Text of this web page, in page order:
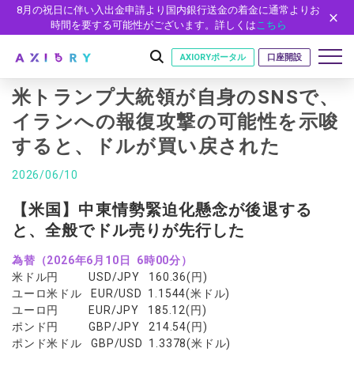
8月の祝日に伴い入出金申請より国内銀行送金の着金に通常よりお
時間を要する可能性がございます。詳しくはこちら
はじめに
はじめに
安全性
取引
取引商品
FX（通貨ペア）
現物株式
ETF
株式CFD
株価指数CFD
エネルギーCFD
取引条件
スプレッド・手数料
ゼロカットとロスカット
スワップとロールオーバー
入出金方法
レバレッジ
NEW
約定率
口座
口座の種類
口座タイプ
法人のお客様
ゼロ口座
NEW
デモ口座
口座開設
口座開設フォーム
必要書類
開設方法
プラットフォーム
プラットフォーム
MT5
MT4
cTrader
ツール
MT4/MT5 ヒストリカルデータ
EA(エキスパートアドバイザー)
カスタムインジケーター
パートナー
パートナーシップ・プログラム
イントロデュース・パートナープログラム（IP）
ニュース
ニュースリリース
会社概要
AXIORYポータル 口座開設
米トランプ大統領が自身のSNSで、
イランへの報復攻撃の可能性を示唆
すると、ドルが買い戻された
2026/06/10
【米国】中東情勢緊迫化懸念が後退する
と、全般でドル売りが先行した
為替（2026年6月10日 6時00分）
米ドル円 USD/JPY 160.36(円)
ユーロ米ドル EUR/USD 1.1544(米ドル)
ユーロ円 EUR/JPY 185.12(円)
ポンド円 GBP/JPY 214.54(円)
ポンド米ドル GBP/USD 1.3378(米ドル)